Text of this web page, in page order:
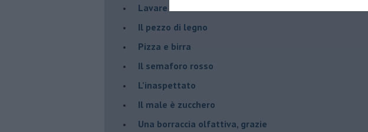
​Lavare la coscienza
​Il pezzo di legno
​Pizza e birra
​Il semaforo rosso
​L’inaspettato
​Il male è zucchero
​Una borraccia olfattiva, grazie